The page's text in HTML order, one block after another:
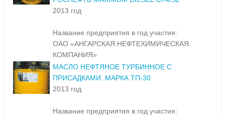
2013 год
Название предприятия в год участия:
ОАО «АНГАРСКАЯ НЕФТЕХИМИЧЕСКАЯ
КОМПАНИЯ»
МАСЛО НЕФТЯНОЕ ТУРБИННОЕ С
ПРИСАДКАМИ. МАРКА ТП-30
2013 год
Название предприятия в год участия: